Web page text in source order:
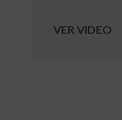
VER VIDEO